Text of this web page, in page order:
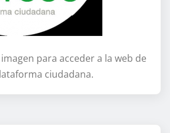
para acceder a la web de
ciudadana.